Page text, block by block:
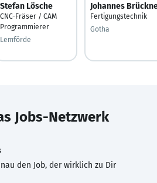
Stefan Lösche
CNC-Fräser / CAM
Programmierer
Lemförde
Johannes
Fertigungstechnik
Gotha
Jobs-Netzwerk
den Job, der wirklich zu Dir